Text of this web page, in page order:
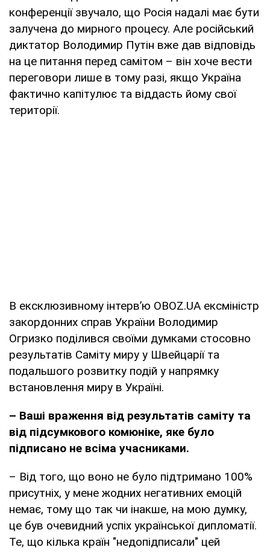
конференції звучало, що Росія надалі має бути
залучена до мирного процесу. Але російський
диктатор Володимир Путін вже дав відповідь
на це питання перед самітом – він хоче вести
переговори лише в тому разі, якщо Україна
фактично капітулює та віддасть йому свої
території.
В ексклюзивному інтерв’ю OBOZ.UA ексміністр
закордонних справ України Володимир
Огризко поділився своїми думками стосовно
результатів Саміту миру у Швейцарії та
подальшого розвитку подій у напрямку
встановлення миру в Україні.
– Ваші враження від результатів саміту та
від підсумкового комюніке, яке було
підписано не всіма учасниками.
– Від того, що воно не було підтримано 100%
присутніх, у мене жодних негативних емоцій
немає, тому що так чи інакше, на мою думку,
це був очевидний успіх української дипломатії.
Те, що кілька країн "недопідписали" цей